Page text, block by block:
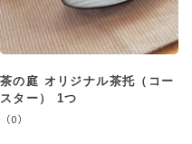
茶の庭 オリジナル茶托（コー
スター） 1つ
（0）